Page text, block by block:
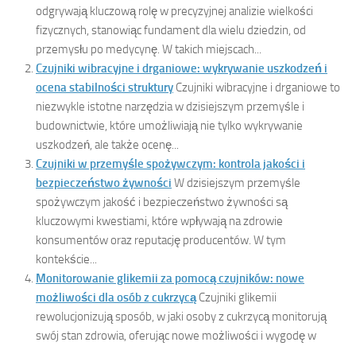
odgrywają kluczową rolę w precyzyjnej analizie wielkości
fizycznych, stanowiąc fundament dla wielu dziedzin, od
przemysłu po medycynę. W takich miejscach...
Czujniki wibracyjne i drganiowe: wykrywanie uszkodzeń i
ocena stabilności struktury Czujniki wibracyjne i drganiowe to
niezwykle istotne narzędzia w dzisiejszym przemyśle i
budownictwie, które umożliwiają nie tylko wykrywanie
uszkodzeń, ale także ocenę...
Czujniki w przemyśle spożywczym: kontrola jakości i
bezpieczeństwo żywności W dzisiejszym przemyśle
spożywczym jakość i bezpieczeństwo żywności są
kluczowymi kwestiami, które wpływają na zdrowie
konsumentów oraz reputację producentów. W tym
kontekście...
Monitorowanie glikemii za pomocą czujników: nowe
możliwości dla osób z cukrzycą Czujniki glikemii
rewolucjonizują sposób, w jaki osoby z cukrzycą monitorują
swój stan zdrowia, oferując nowe możliwości i wygodę w